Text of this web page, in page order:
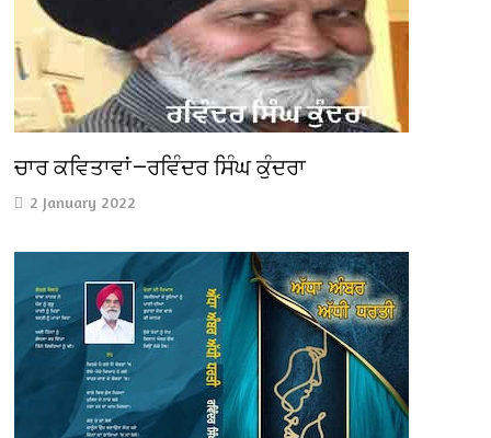
ਚਾਰ ਕਵਿਤਾਵਾਂ—ਰਵਿੰਦਰ ਸਿੰਘ ਕੁੰਦਰਾ
2 January 2022